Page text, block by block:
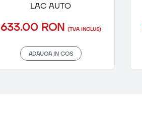
LAC AUTO
633.00 RON (TVA INCLUS)
ADAUGA IN COS